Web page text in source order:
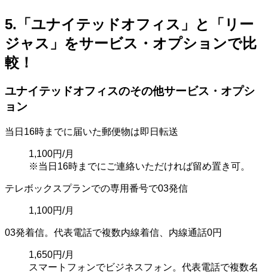
5.「ユナイテッドオフィス」と「リー
ジャス」をサービス・オプションで比
較！
ユナイテッドオフィスのその他サービス・オプシ
ョン
当日16時までに届いた郵便物は即日転送
1,100円/月
※当日16時までにご連絡いただければ留め置き可。
テレボックスプランでの専用番号で03発信
1,100円/月
03発着信。代表電話で複数内線着信、内線通話0円
1,650円/月
スマートフォンでビジネスフォン。代表電話で複数名